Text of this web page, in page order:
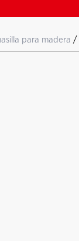
para madera /